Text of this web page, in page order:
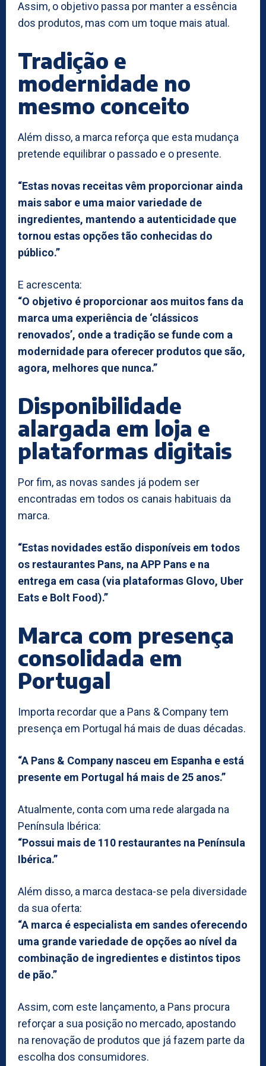
Assim, o objetivo passa por manter a essência
dos produtos, mas com um toque mais atual.
Tradição e
modernidade no
mesmo conceito
Além disso, a marca reforça que esta mudança
pretende equilibrar o passado e o presente.
“Estas novas receitas vêm proporcionar ainda
mais sabor e uma maior variedade de
ingredientes, mantendo a autenticidade que
tornou estas opções tão conhecidas do
público.”
E acrescenta:
“O objetivo é proporcionar aos muitos fans da
marca uma experiência de ‘clássicos
renovados’, onde a tradição se funde com a
modernidade para oferecer produtos que são,
agora, melhores que nunca.”
Disponibilidade
alargada em loja e
plataformas digitais
Por fim, as novas sandes já podem ser
encontradas em todos os canais habituais da
marca.
“Estas novidades estão disponíveis em todos
os restaurantes Pans, na APP Pans e na
entrega em casa (via plataformas Glovo, Uber
Eats e Bolt Food).”
Marca com presença
consolidada em
Portugal
Importa recordar que a Pans & Company tem
presença em Portugal há mais de duas décadas.
“A Pans & Company nasceu em Espanha e está
presente em Portugal há mais de 25 anos.”
Atualmente, conta com uma rede alargada na
Península Ibérica:
“Possui mais de 110 restaurantes na Península
Ibérica.”
Além disso, a marca destaca-se pela diversidade
da sua oferta:
“A marca é especialista em sandes oferecendo
uma grande variedade de opções ao nível da
combinação de ingredientes e distintos tipos
de pão.”
Assim, com este lançamento, a Pans procura
reforçar a sua posição no mercado, apostando
na renovação de produtos que já fazem parte da
escolha dos consumidores.